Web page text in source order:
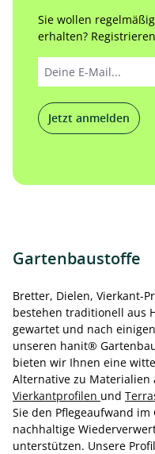
Sie wollen
erhalten?
Jetzt anmelden
Gartenbaustoffe
Bretter, Dielen, Vierkant-
bestehen traditionell aus
gewartet und nach
unseren hanit®
bieten wir Ihnen eine
Alternative zu Materialien
Vierkantprofilen und
Sie den Pflegeaufwand
nachhaltige
unterstützen. Unsere